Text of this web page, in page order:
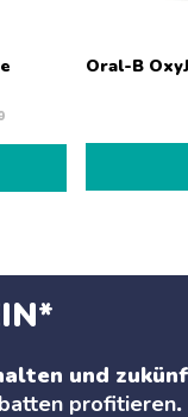
Oral-B
und
profitieren.